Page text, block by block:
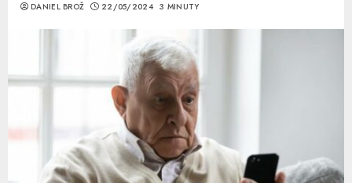
DANIEL BROŽ 22/05/2024 3 MINUTY